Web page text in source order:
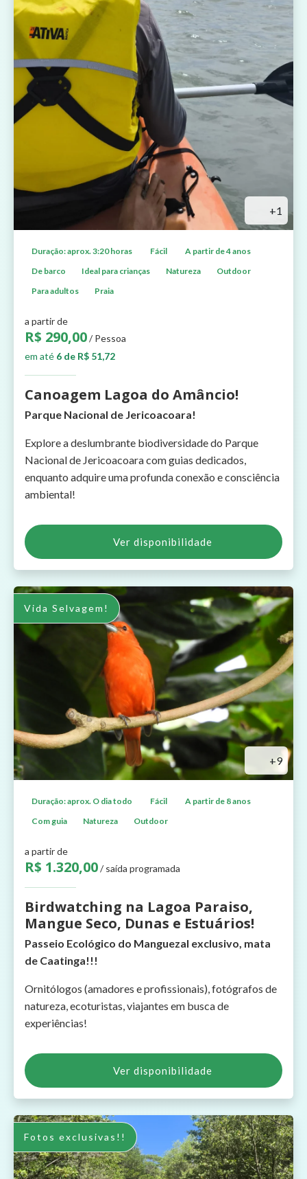
+1
Duração: aprox. 3:20 horas Fácil
A partir de 4 anos
De barco
Ideal para crianças Natureza
Outdoor
Para adultos
Praia
a partir de
R$ 290,00/ Pessoa
em até 6 de R$ 51,72
Canoagem Lagoa do Amâncio!
Parque Nacional de Jericoacoara!
Explore a deslumbrante biodiversidade do Parque
Nacional de Jericoacoara com guias dedicados,
enquanto adquire uma profunda conexão e consciência
ambiental!
Ver disponibilidade
Vida Selvagem!
+9
Duração: aprox. O dia todo Fácil
A partir de 8 anos
Com guia
Natureza Outdoor
a partir de
R$ 1.320,00/ saída programada
Birdwatching na Lagoa Paraiso,
Mangue Seco, Dunas e Estuários!
Passeio Ecológico do Manguezal exclusivo, mata
de Caatinga!!!
Ornitólogos (amadores e profissionais), fotógrafos de
natureza, ecoturistas, viajantes em busca de
experiências!
Ver disponibilidade
Fotos exclusivas!!